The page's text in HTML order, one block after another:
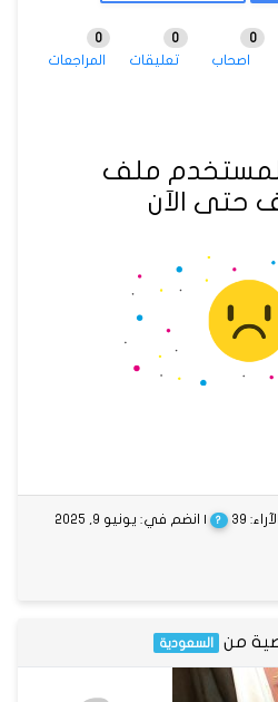
اصحاب
0
تعليقات
0
المراجعات
0
ملف
حتى الآن
الآراء: 39 ? | انضم في: يونيو 9, 2025
من السعودية